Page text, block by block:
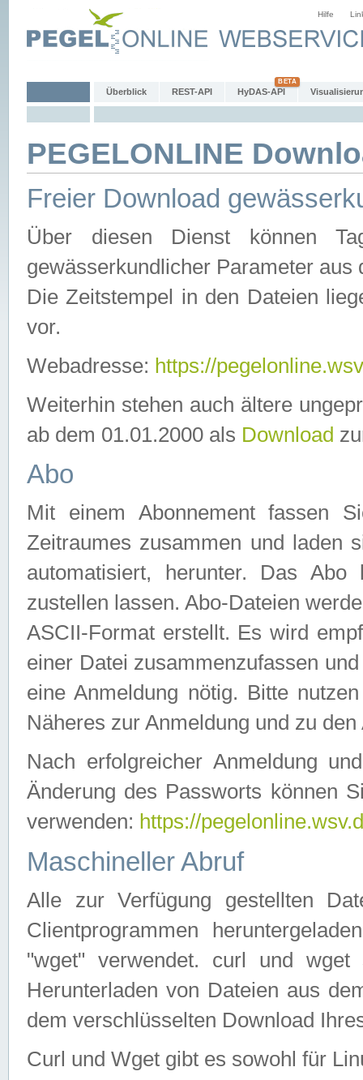
Hilfe
Überblick REST-API HyDAS-API
PEGELONLINE
Freier Download
Über diesen Dienst können
gewässerkundlicher Parameter aus
Die Zeitstempel in den Dateien
vor.
Webadresse: https://
Weiterhin stehen auch ältere
ab dem 01.01.2000 als Download
Abo
Mit einem Abonnement fassen
Zeitraumes zusammen und laden
automatisiert, herunter. Das
zustellen lassen. Abo-Dateien
ASCII-Format erstellt. Es wird
einer Datei zusammenzufassen
eine Anmeldung nötig. Bitte
Näheres zur Anmeldung und zu
Nach erfolgreicher Anmeldung
Änderung des Passworts können
verwenden: https://
Maschineller Abruf
Alle zur Verfügung gestellten
Clientprogrammen
"wget" verwendet. curl und wget
Herunterladen von Dateien aus
dem verschlüsselten Download
Curl und Wget gibt es sowohl für